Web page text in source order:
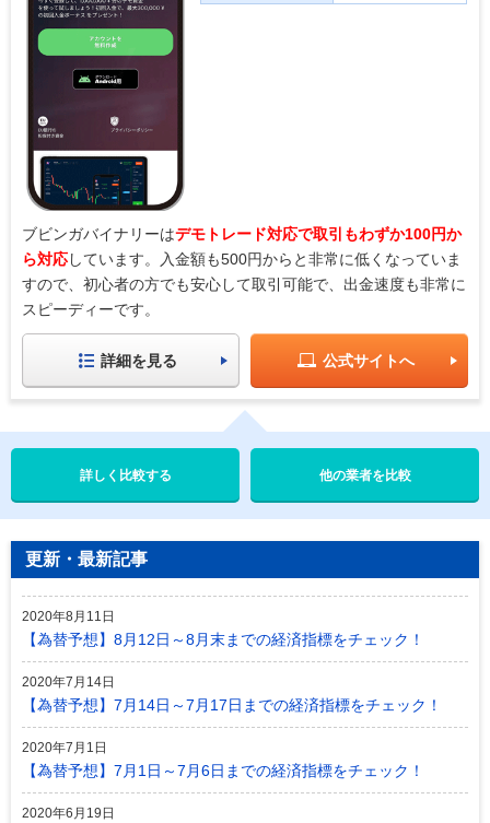
ブビンガバイナリーはデモトレード対応で取引もわずか100円か
ら対応しています。入金額も500円からと非常に低くなっていま
すので、初心者の方でも安心して取引可能で、出金速度も非常に
スピーディーです。
詳細を見る 公式サイトへ
他の業者を比較
更新・最新記事
2020年8月11日
【為替予想】8月12日～8月末までの経済指標をチェック！
2020年7月14日
【為替予想】7月14日～7月17日までの経済指標をチェック！
2020年7月1日
【為替予想】7月1日～7月6日までの経済指標をチェック！
2020年6月19日